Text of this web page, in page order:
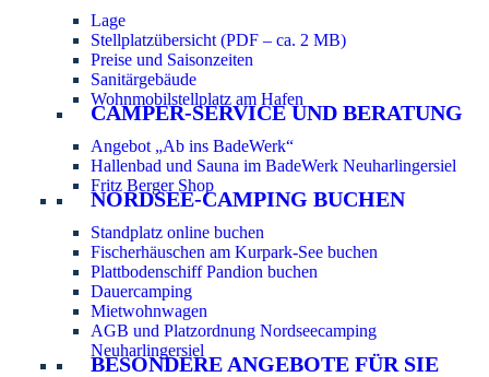
Lage
Stellplatzübersicht (PDF – ca. 2 MB)
Preise und Saisonzeiten
Sanitärgebäude
Wohnmobilstellplatz am Hafen
CAMPER-SERVICE UND BERATUNG
Angebot „Ab ins BadeWerk“
Hallenbad und Sauna im BadeWerk Neuharlingersiel
Fritz Berger Shop
NORDSEE-CAMPING BUCHEN
Standplatz online buchen
Fischerhäuschen am Kurpark-See buchen
Plattbodenschiff Pandion buchen
Dauercamping
Mietwohnwagen
AGB und Platzordnung Nordseecamping
Neuharlingersiel
BESONDERE ANGEBOTE FÜR SIE